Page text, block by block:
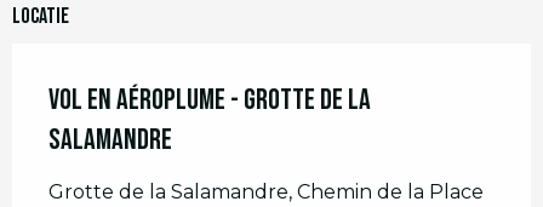
Locatie
Vol en Aéroplume - Grotte de la
Salamandre
Grotte de la Salamandre, Chemin de la Place